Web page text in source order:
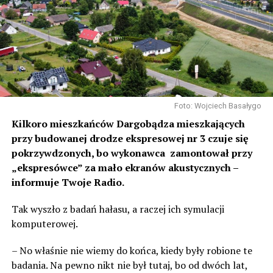
Foto: Wojciech Basałygo
Kilkoro mieszkańców Dargobądza mieszkających
przy budowanej drodze ekspresowej nr 3 czuje się
pokrzywdzonych, bo wykonawca zamontował przy
„ekspresówce” za mało ekranów akustycznych –
informuje Twoje Radio.
Tak wyszło z badań hałasu, a raczej ich symulacji
komputerowej.
– No właśnie nie wiemy do końca, kiedy były robione te
badania. Na pewno nikt nie był tutaj, bo od dwóch lat,